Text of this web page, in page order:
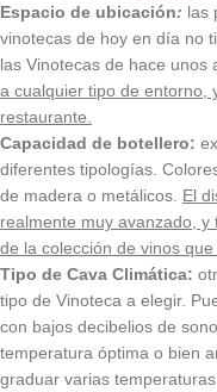
Espacio de ubicación: las
vinotecas de hoy en día no
las Vinotecas de hace unos
a cualquier tipo de entorno,
restaurante.
Capacidad de botellero:
diferentes tipologías.
de madera o metálicos. El
realmente muy avanzado,
de la colección de vinos
Tipo de Cava Climática:
tipo de Vinoteca a elegir.
con bajos decibelios de
temperatura óptima o bien
graduar varias